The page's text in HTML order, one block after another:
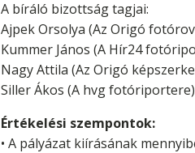
A bíráló bizottság tagjai:
Ajpek Orsolya (Az Origó
Kummer János (A Hír24
Nagy Attila (Az Origó
Siller Ákos (A hvg fotóriportere)
Értékelési szempontok:
• A pályázat kiírásának